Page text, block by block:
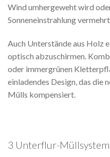
Wind umhergeweht wird
Sonneneinstrahlung
Auch Unterstände aus Holz
optisch abzuschirmen.
oder immergrünen
einladendes Design, das die
Mülls kompensiert.
3 Unterflur-